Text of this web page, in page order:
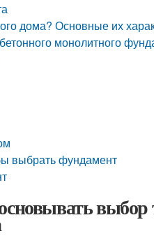
дома? Основные их
монолитного
выбрать фундамент
выбор